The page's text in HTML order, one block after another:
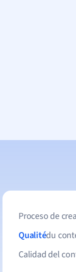
Proceso de
Qualitédu
Calidad del